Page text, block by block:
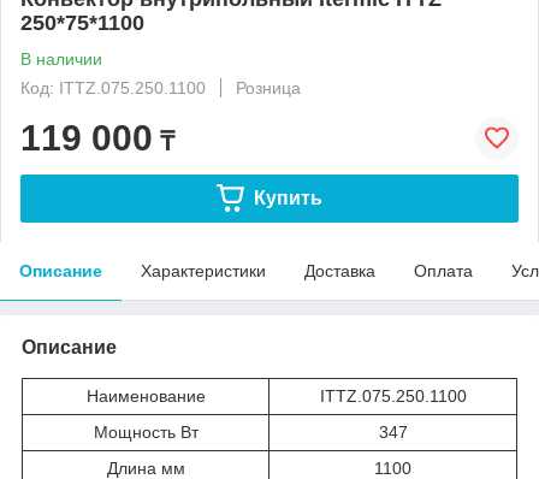
250*75*1100
В наличии
Код: ITTZ.075.250.1100
Розница
119 000 ₸
Купить
Описание Характеристики Доставка Оплата
Описание
Наименование
ITTZ.075.250.1100
Мощность Вт
347
Длина мм
1100